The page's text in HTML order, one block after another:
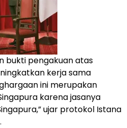
bukti pengakuan atas
kerja sama
ini merupakan
karena jasanya
ujar protokol Istana